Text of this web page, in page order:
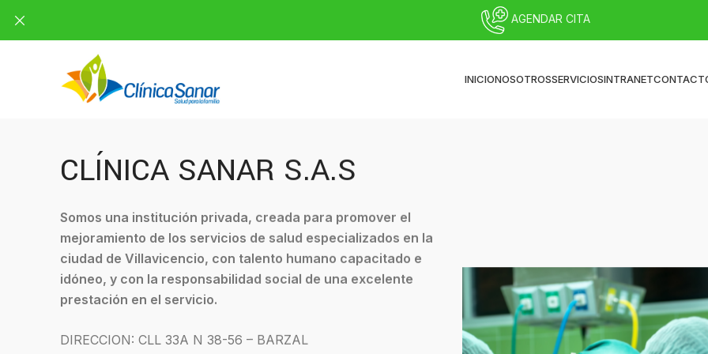
INICIONOSOTROSSERVICIOSINTRANET
CLÍNICA SANAR S.A.S
Somos una institución privada, creada para promover el
mejoramiento de los servicios de salud especializados en la
ciudad de Villavicencio, con talento humano capacitado e
idóneo, y con la responsabilidad social de una excelente
prestación en el servicio.
DIRECCION: CLL 33A N 38-56 – BARZAL
AGENDAR CITA